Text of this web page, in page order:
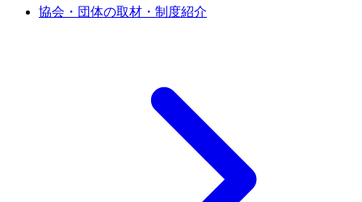
協会・団体の取材・制度紹介